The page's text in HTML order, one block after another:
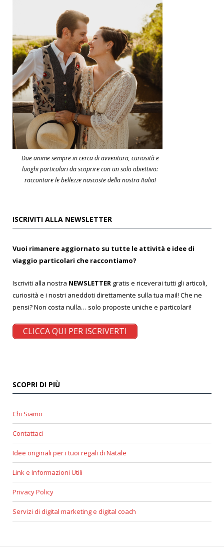
Due anime sempre in cerca di avventura, curiosità e
luoghi particolari da scoprire con un solo obiettivo:
raccontare le bellezze nascoste della nostra Italia!
ISCRIVITI ALLA NEWSLETTER
Vuoi rimanere aggiornato su tutte le attività e idee di
viaggio particolari che raccontiamo?
Iscriviti alla nostra NEWSLETTER gratis e riceverai tutti gli articoli,
curiosità e i nostri aneddoti direttamente sulla tua mail! Che ne
pensi? Non costa nulla… solo proposte uniche e particolari!
CLICCA QUI PER ISCRIVERTI
SCOPRI DI PIÙ
Chi Siamo
Contattaci
Idee originali per i tuoi regali di Natale
Link e Informazioni Utili
Privacy Policy
Servizi di digital marketing e digital coach